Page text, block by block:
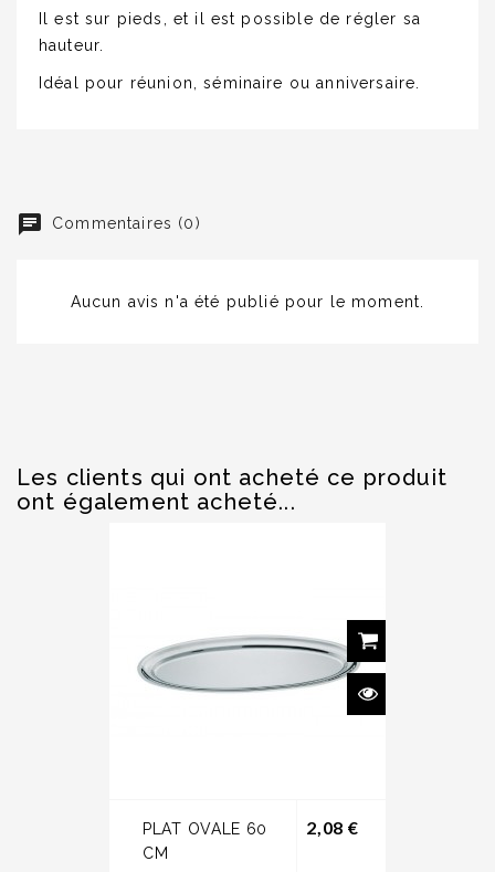
Il est sur pieds, et il est possible de régler sa
hauteur.
Idéal pour réunion, séminaire ou anniversaire.
Commentaires (0)
Aucun avis n'a été publié pour le moment.
Les clients qui ont acheté ce produit
ont également acheté...
PLAT OVALE 60
CM
2,08 €Prix